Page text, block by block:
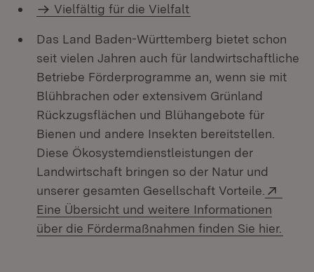
Vielfältig für die Vielfalt
Das Land Baden-Württemberg bietet schon
seit vielen Jahren auch für landwirtschaftliche
Betriebe Förderprogramme an, wenn sie mit
Blühbrachen oder extensivem Grünland
Rückzugsflächen und Blühangebote für
Bienen und andere Insekten bereitstellen.
Diese Ökosystemdienstleistungen der
Landwirtschaft bringen so der Natur und
unserer gesamten Gesellschaft Vorteile.
Eine Übersicht und weitere Informationen
über die Fördermaßnahmen finden Sie hier.